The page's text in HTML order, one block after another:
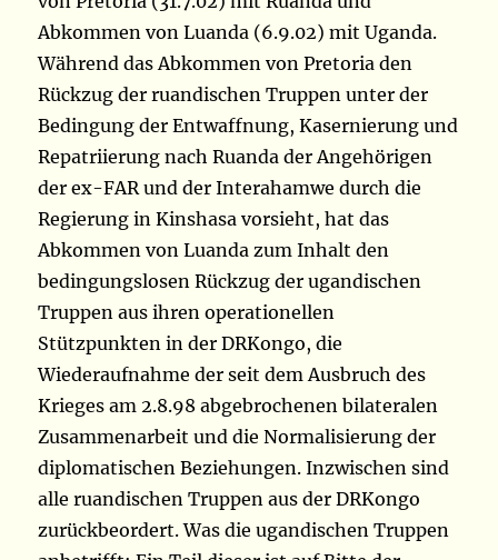
Abkommen von Luanda (6.9.02) mit Uganda.
Während das Abkommen von Pretoria den
Rückzug der ruandischen Truppen unter der
Bedingung der Entwaffnung, Kasernierung und
Repatriierung nach Ruanda der Angehörigen
der ex-FAR und der Interahamwe durch die
Regierung in Kinshasa vorsieht, hat das
Abkommen von Luanda zum Inhalt den
bedingungslosen Rückzug der ugandischen
Truppen aus ihren operationellen
Stützpunkten in der DRKongo, die
Wiederaufnahme der seit dem Ausbruch des
Krieges am 2.8.98 abgebrochenen bilateralen
Zusammenarbeit und die Normalisierung der
diplomatischen Beziehungen. Inzwischen sind
alle ruandischen Truppen aus der DRKongo
zurückbeordert. Was die ugandischen Truppen